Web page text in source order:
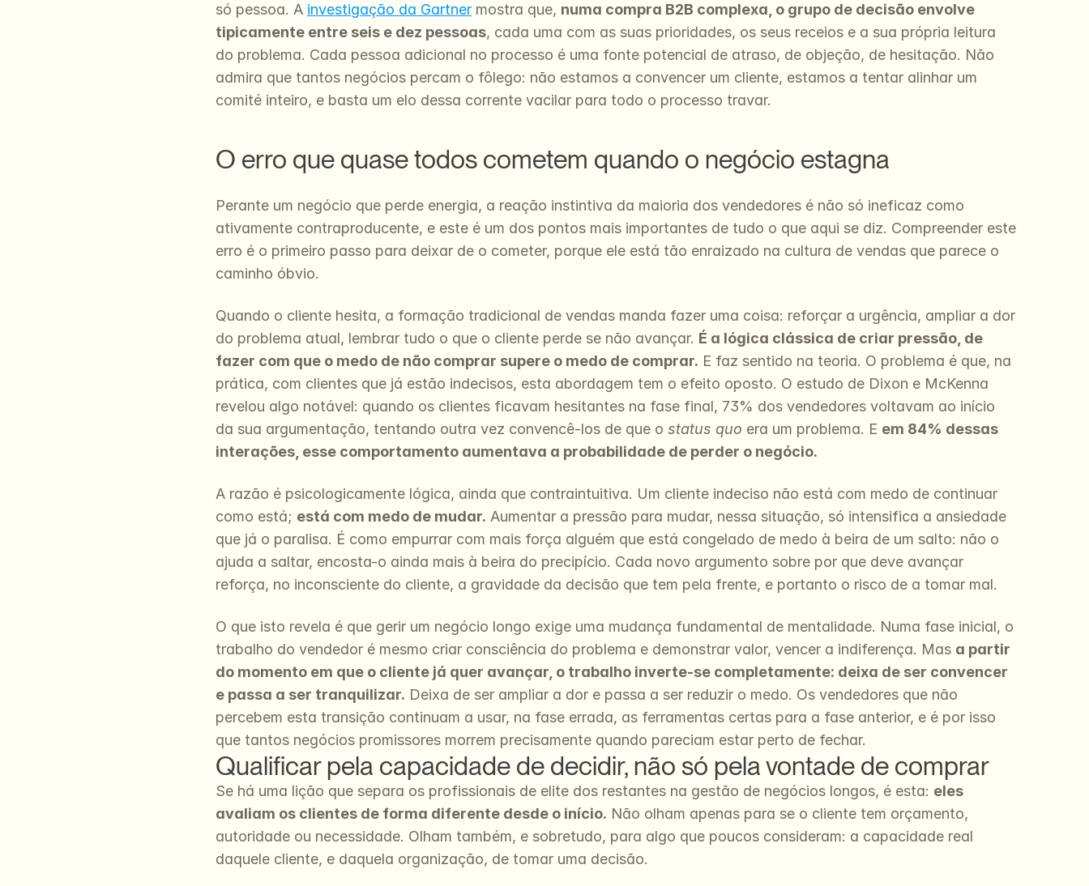
só pessoa. A investigação da Gartner mostra que, numa compra B2B complexa, o grupo de decisão envolve
tipicamente entre seis e dez pessoas, cada uma com as suas prioridades, os seus receios e a sua própria leitura
do problema. Cada pessoa adicional no processo é uma fonte potencial de atraso, de objeção, de hesitação. Não
admira que tantos negócios percam o fôlego: não estamos a convencer um cliente, estamos a tentar alinhar um
comité inteiro, e basta um elo dessa corrente vacilar para todo o processo travar.
O erro que quase todos cometem quando o negócio estagna
Perante um negócio que perde energia, a reação instintiva da maioria dos vendedores é não só ineficaz como
ativamente contraproducente, e este é um dos pontos mais importantes de tudo o que aqui se diz. Compreender este
erro é o primeiro passo para deixar de o cometer, porque ele está tão enraizado na cultura de vendas que parece o
caminho óbvio.
Quando o cliente hesita, a formação tradicional de vendas manda fazer uma coisa: reforçar a urgência, ampliar a dor
do problema atual, lembrar tudo o que o cliente perde se não avançar. É a lógica clássica de criar pressão, de
fazer com que o medo de não comprar supere o medo de comprar. E faz sentido na teoria. O problema é que, na
prática, com clientes que já estão indecisos, esta abordagem tem o efeito oposto. O estudo de Dixon e McKenna
revelou algo notável: quando os clientes ficavam hesitantes na fase final, 73% dos vendedores voltavam ao início
da sua argumentação, tentando outra vez convencê-los de que o status quo era um problema. E em 84% dessas
interações, esse comportamento aumentava a probabilidade de perder o negócio.
A razão é psicologicamente lógica, ainda que contraintuitiva. Um cliente indeciso não está com medo de continuar
como está; está com medo de mudar. Aumentar a pressão para mudar, nessa situação, só intensifica a ansiedade
que já o paralisa. É como empurrar com mais força alguém que está congelado de medo à beira de um salto: não o
ajuda a saltar, encosta-o ainda mais à beira do precipício. Cada novo argumento sobre por que deve avançar
reforça, no inconsciente do cliente, a gravidade da decisão que tem pela frente, e portanto o risco de a tomar mal.
O que isto revela é que gerir um negócio longo exige uma mudança fundamental de mentalidade. Numa fase inicial, o
trabalho do vendedor é mesmo criar consciência do problema e demonstrar valor, vencer a indiferença. Mas a partir
do momento em que o cliente já quer avançar, o trabalho inverte-se completamente: deixa de ser convencer
e passa a ser tranquilizar. Deixa de ser ampliar a dor e passa a ser reduzir o medo. Os vendedores que não
percebem esta transição continuam a usar, na fase errada, as ferramentas certas para a fase anterior, e é por isso
que tantos negócios promissores morrem precisamente quando pareciam estar perto de fechar.
Qualificar pela capacidade de decidir, não só pela vontade de comprar
Se há uma lição que separa os profissionais de elite dos restantes na gestão de negócios longos, é esta: eles
avaliam os clientes de forma diferente desde o início. Não olham apenas para se o cliente tem orçamento,
autoridade ou necessidade. Olham também, e sobretudo, para algo que poucos consideram: a capacidade real
daquele cliente, e daquela organização, de tomar uma decisão.